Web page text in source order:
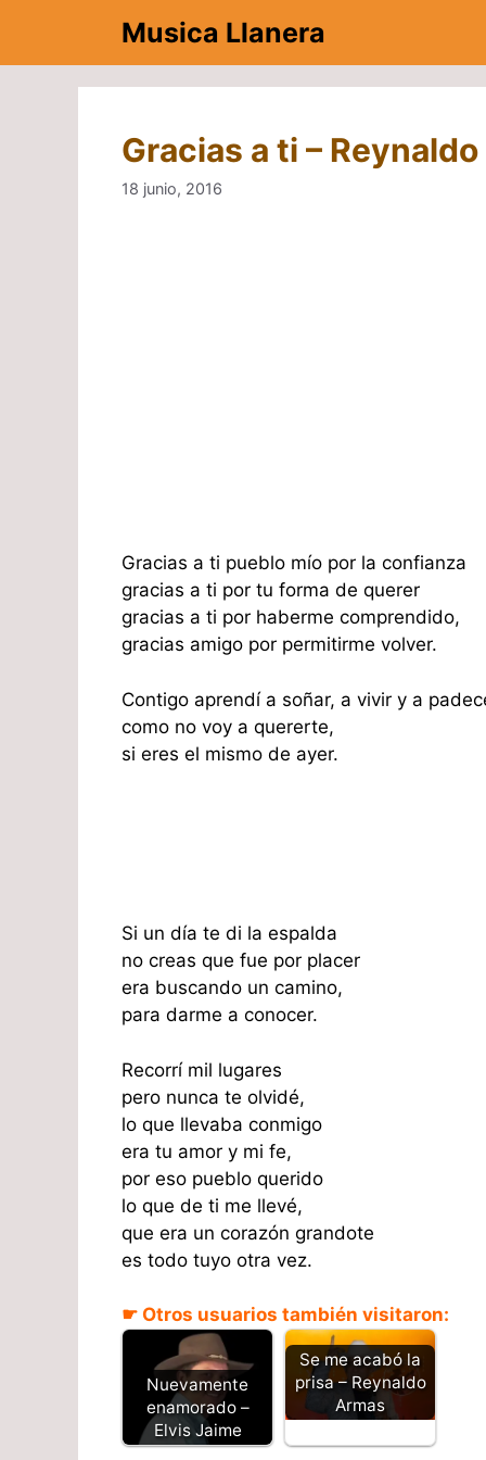
contenido
Musica Llanera
Gracias a ti –
18 junio, 2016
Gracias a ti pueblo mío por la confianza
gracias a ti por tu forma de querer
gracias a ti por haberme comprendido,
gracias amigo por permitirme volver.
Contigo aprendí a soñar, a vivir y a
como no voy a quererte,
si eres el mismo de ayer.
Si un día te di la espalda
no creas que fue por placer
era buscando un camino,
para darme a conocer.
Recorrí mil lugares
pero nunca te olvidé,
lo que llevaba conmigo
era tu amor y mi fe,
por eso pueblo querido
lo que de ti me llevé,
que era un corazón grandote
es todo tuyo otra vez.
☛ Otros usuarios también visitaron:
Nuevamente
enamorado –
Elvis Jaime
Se me acabó la
prisa – Reynaldo
Armas